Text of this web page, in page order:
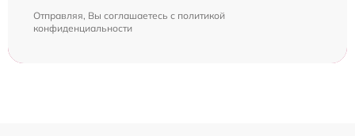
Отправляя, Вы соглашаетесь с политикой
конфиденциальности